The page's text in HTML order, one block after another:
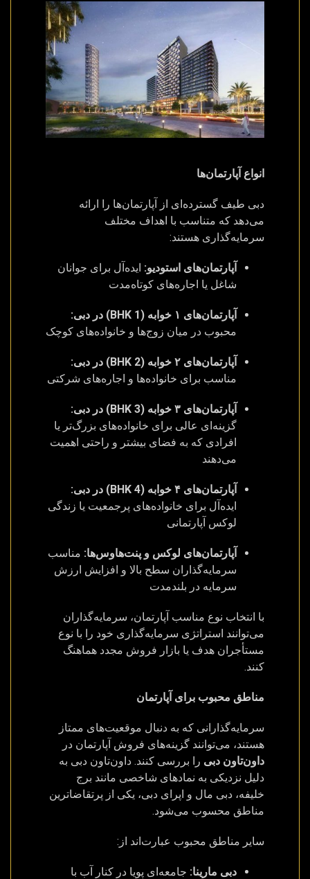
انواع آپارتمان‌ها
دبی طیف گسترده‌ای از آپارتمان‌ها را ارائه
می‌دهد که متناسب با اهداف مختلف
سرمایه‌گذاری هستند:
آپارتمان‌های استودیو: ایده‌آل برای جوانان
شاغل یا اجاره‌های کوتاه‌مدت
آپارتمان‌های ۱ خوابه (1 BHK) در دبی:
محبوب در میان زوج‌ها و خانواده‌های کوچک
آپارتمان‌های ۲ خوابه (2 BHK) در دبی:
مناسب برای خانواده‌ها و اجاره‌های شرکتی
آپارتمان‌های ۳ خوابه (3 BHK) در دبی:
گزینه‌ای عالی برای خانواده‌های بزرگ‌تر یا
افرادی که به فضای بیشتر و راحتی اهمیت
می‌دهند
آپارتمان‌های ۴ خوابه (4 BHK) در دبی:
ایده‌آل برای خانواده‌های پرجمعیت یا زندگی
لوکس آپارتمانی
آپارتمان‌های لوکس و پنت‌هاوس‌ها: مناسب
سرمایه‌گذاران سطح بالا و افزایش ارزش
سرمایه در بلندمدت
با انتخاب نوع مناسب آپارتمان، سرمایه‌گذاران
می‌توانند استراتژی سرمایه‌گذاری خود را با نوع
مستأجران هدف یا بازار فروش مجدد هماهنگ
کنند.
مناطق محبوب برای آپارتمان
سرمایه‌گذارانی که به دنبال موقعیت‌های ممتاز
هستند، می‌توانند گزینه‌های فروش آپارتمان در
داون‌تاون دبی را بررسی کنند. داون‌تاون دبی به
دلیل نزدیکی به نمادهای شاخصی مانند برج
خلیفه، دبی مال و اپرای دبی، یکی از پرتقاضاترین
مناطق محسوب می‌شود.
سایر مناطق محبوب عبارت‌اند از:
دبی مارینا: جامعه‌ای پویا در کنار آب با